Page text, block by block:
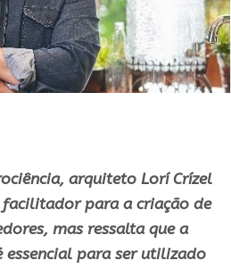
arquiteto Lorí Crízel
para a criação de
mas ressalta que a
essencial para ser utilizado